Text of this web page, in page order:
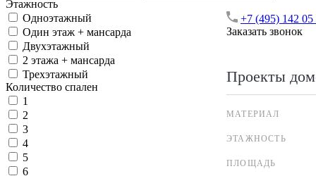
+7 (495) 142 05
Заказать звонок
Проекты
МАТЕРИАЛ
ЭТАЖНОСТЬ
ПЛОЩАДЬ
Этажность
Одноэтажный
Один этаж + мансарда
Двухэтажный
2 этажа + мансарда
Трехэтажный
Количество спален
1
2
3
4
5
6